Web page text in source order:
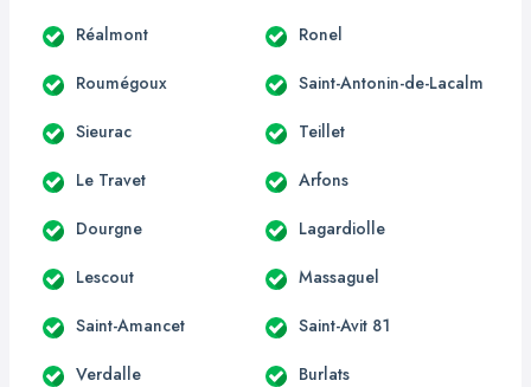
Réalmont Ronel
Roumégoux Saint-Antonin-de-Lacalm
Sieurac Teillet
Le Travet Arfons
Dourgne Lagardiolle
Lescout Massaguel
Saint-Amancet Saint-Avit 81
Verdalle Burlats